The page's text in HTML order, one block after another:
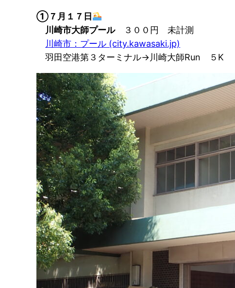
①７月１７日
川崎市大師プール３００円 未計測
川崎市：プール (city.kawasaki.jp)
羽田空港第３ターミナル→川崎大師Run ５K